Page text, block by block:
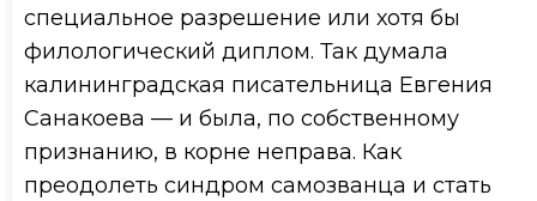
специальное разрешение или хотя бы
филологический диплом. Так думала
калининградская писательница Евгения
Санакоева — и была, по собственному
признанию, в корне неправа. Как
преодолеть синдром самозванца и стать